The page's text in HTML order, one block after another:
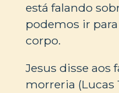
está falando
podemos ir
corpo.
Jesus disse aos
morreria (Lucas